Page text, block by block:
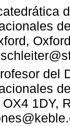
del
1DY,